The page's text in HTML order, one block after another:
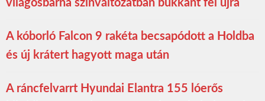
világosbarna színváltozatban bukkant fel újra
A kóborló Falcon 9 rakéta becsapódott a Holdba
és új krátert hagyott maga után
A ráncfelvarrt Hyundai Elantra 155 lóerős